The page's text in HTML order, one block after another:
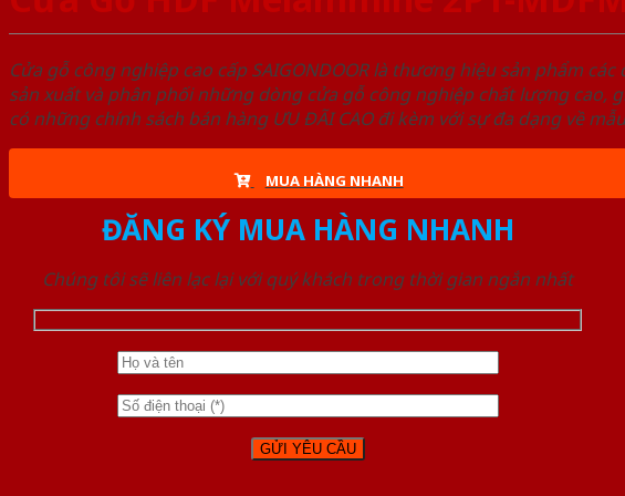
Cửa gỗ công nghiệp cao cấp SAIGONDOOR là thương hiệu sản phẩm
sản xuất và phân phối những dòng cửa gỗ công nghiệp chất lượng cao,
có những chính sách bán hàng ƯU ĐÃI CAO đi kèm với sự đa dạng về
MUA HÀNG NHANH
ĐĂNG KÝ MUA HÀNG NHANH
Chúng tôi sẽ liên lạc lại với quý khách trong thời gian ngắn nhất